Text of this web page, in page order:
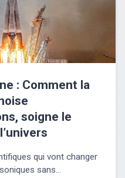
: Comment la
soigne le
qui vont changer
sans...